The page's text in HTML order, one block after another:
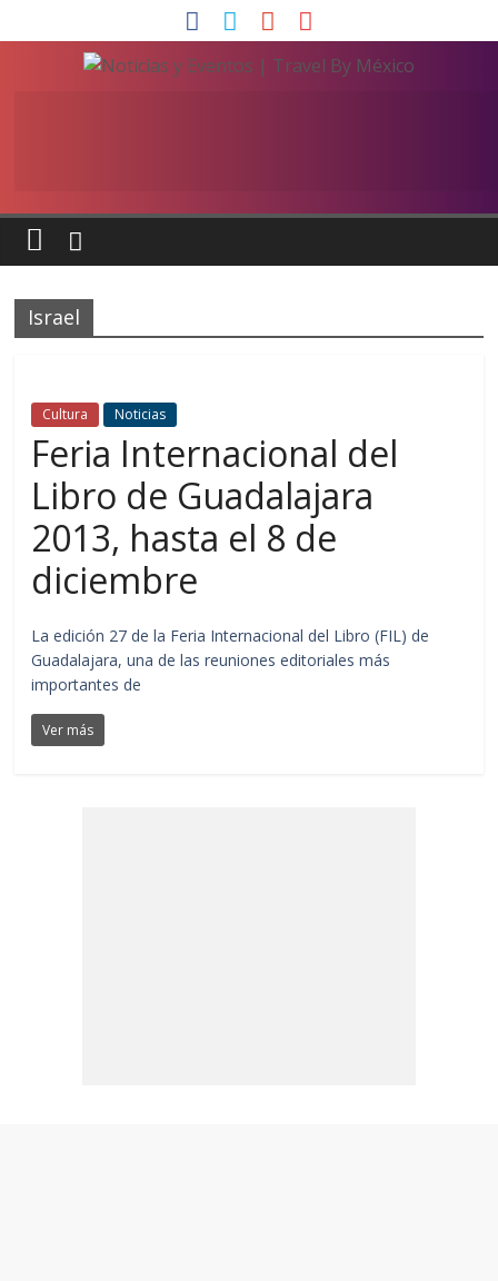
Israel
Cultura Noticias
Feria Internacional del
Libro de Guadalajara
2013, hasta el 8 de
diciembre
La edición 27 de la Feria Internacional del Libro (FIL) de
Guadalajara, una de las reuniones editoriales más
importantes de
Ver más